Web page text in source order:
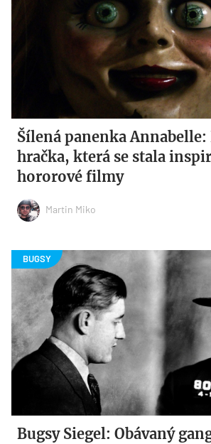
Šílená panenka
hračka, která se stala
hororové filmy
Martin Miko
Bugsy Siegel: Obávaný